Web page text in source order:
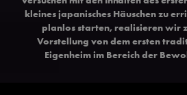
kleines japanisches Häuschen zu
planlos starten, realisieren wir
Vorstellung von dem ersten
Eigenheim im Bereich der